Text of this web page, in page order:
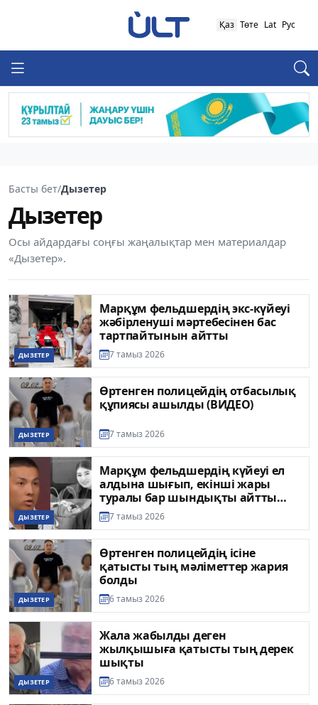
Қаз Төте Lat Рус
Басты бет/Дызетер
Дызетер
Осы айдардағы соңғы жаңалықтар мен материалдар
«Дызетер».
ДЫЗЕТЕР
Марқұм фельдшердің экс-күйеуі
жәбірленуші мәртебесінен бас
тартпайтынын айтты
7 тамыз 2026
ДЫЗЕТЕР
Өртенген полицейдің отбасылық
құпиясы ашылды (ВИДЕО)
7 тамыз 2026
ДЫЗЕТЕР
Марқұм фельдшердің күйеуі ел
алдына шығып, екінші жары
туралы бар шындықты айтты
(ВИДЕО)
7 тамыз 2026
ДЫЗЕТЕР
Өртенген полицейдің ісіне
қатысты тың мәліметтер жария
болды
6 тамыз 2026
ДЫЗЕТЕР
Жала жабылды деген
жылқышыға қатысты тың дерек
шықты
6 тамыз 2026